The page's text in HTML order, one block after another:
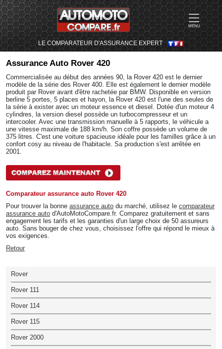
MENU
LE COMPARATEUR D'ASSURANCE EXPERT
Assurance Auto Rover 420
Commercialisée au début des années 90, la Rover 420 est le dernier
modèle de la série des Rover 400. Elle est également le dernier modèle
produit par Rover avant d'être rachetée par BMW. Disponible en version
berline 5 portes, 5 places et hayon, la Rover 420 est l'une des seules de
la série à exister avec un moteur essence et diesel. Dotée d'un moteur 4
cylindres, la version diesel possède un turbocompresseur et un
intercooler. Avec une transmission manuelle à 5 rapports, le véhicule a
une vitesse maximale de 188 km/h. Son coffre possède un volume de
375 litres. C'est une voiture spacieuse idéale pour les familles grâce à un
confort cosy au niveau de l'habitacle. Sa production s'est arrêtée en
2001.
Comparateur assurance auto Rover 420
Pour trouver la bonne assurance auto du marché, utilisez le comparateur
assurance auto d'AutoMotoCompare.fr. Comparez gratuitement et sans
engagement les tarifs et les garanties d'un large choix de 50 assureurs
auto. Sans bouger de chez vous, choisissez l'offre qui répond le mieux à
vos exigences.
Retour
Rover
Rover 111
Rover 114
Rover 115
Rover 2000